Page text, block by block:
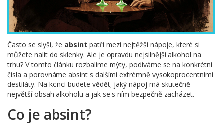
Často se slyší, že absint patří mezi nejtěžší nápoje, které si
můžete nalít do sklenky. Ale je opravdu nejsilnější alkohol na
trhu? V tomto článku rozbalíme mýty, podíváme se na konkrétní
čísla a porovnáme absint s dalšími extrémně vysokoprocentními
destiláty. Na konci budete vědět, jaký nápoj má skutečně
největší obsah alkoholu a jak se s ním bezpečně zacházet.
Co je absint?